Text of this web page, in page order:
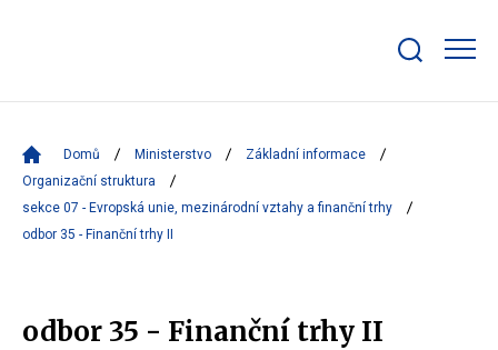
bar
Domů Ministerstvo
Základní informace
Organizační struktura
sekce 07 - Evropská unie, mezinárodní vztahy a finanční trhy
odbor 35 - Finanční trhy II
odbor 35 - Finanční trhy II